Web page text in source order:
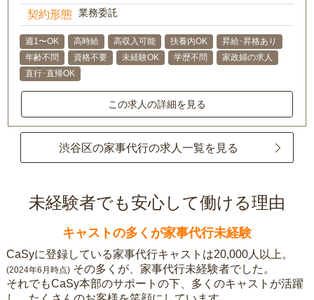
契約形態 業務委託
週1〜OK 高時給 高収入可能 扶養内OK
昇給･昇格あり
年齢不問
資格不要 未経験OK 学歴不問
家政婦の求人
直行･直帰OK
この求人の詳細を見る
渋谷区の家事代行の求人一覧を見る
未経験者でも安心して働ける理由
キャストの多くが家事代行未経験
CaSyに登録している家事代行キャストは20,000人以上。
(2024年6月時点) その多くが、家事代行未経験者でした。
それでもCaSy本部のサポートの下、多くのキャストが活躍